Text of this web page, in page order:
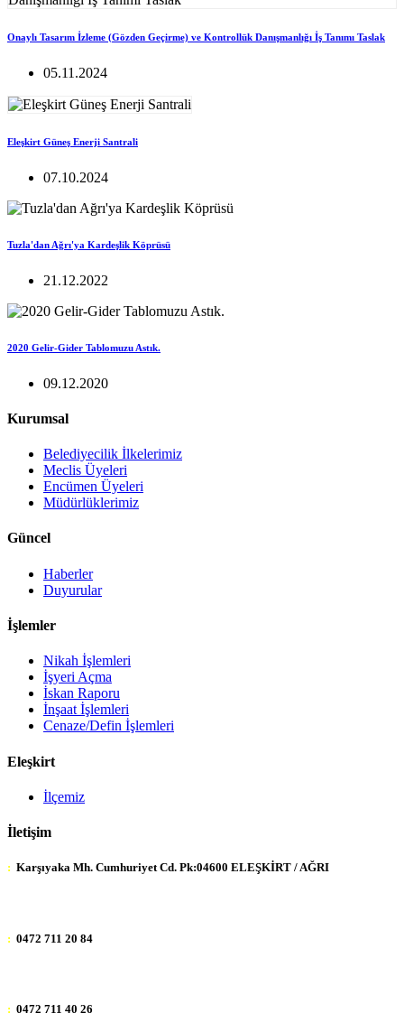
Onaylı Tasarım İzleme (Gözden Geçirme) ve Kontrollük Danışmanlığı İş Tanımı Taslak
05.11.2024
Eleşkirt Güneş Enerji Santrali
07.10.2024
Tuzla'dan Ağrı'ya Kardeşlik Köprüsü
21.12.2022
2020 Gelir-Gider Tablomuzu Astık.
09.12.2020
Kurumsal
Belediyecilik İlkelerimiz
Meclis Üyeleri
Encümen Üyeleri
Müdürlüklerimiz
Güncel
Haberler
Duyurular
İşlemler
Nikah İşlemleri
İşyeri Açma
İskan Raporu
İnşaat İşlemleri
Cenaze/Defin İşlemleri
Eleşkirt
İlçemiz
İletişim
: Karşıyaka Mh. Cumhuriyet Cd. Pk:04600 ELEŞKİRT / AĞRI
: 0472 711 20 84
: 0472 711 40 26